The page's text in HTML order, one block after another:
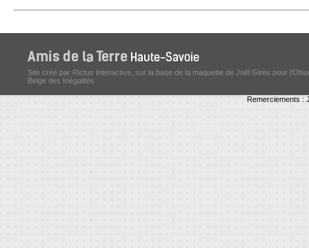
Site créé par Rictus Interactive, sur la base de la maquette de Joël Girès pour
Belge des Inégalités
Remerciements :